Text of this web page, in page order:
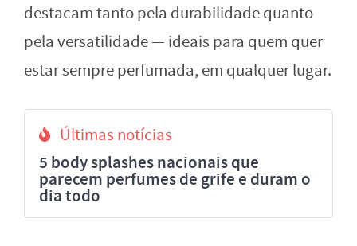
destacam tanto pela durabilidade quanto
pela versatilidade — ideais para quem quer
estar sempre perfumada, em qualquer lugar.
Últimas notícias
5 body splashes nacionais que
parecem perfumes de grife e duram o
dia todo